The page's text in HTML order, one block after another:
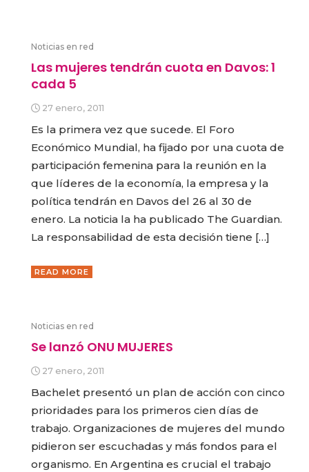
Noticias en red
Las mujeres tendrán cuota en Davos: 1
cada 5
27 enero, 2011
Es la primera vez que sucede. El Foro
Económico Mundial, ha fijado por una cuota de
participación femenina para la reunión en la
que líderes de la economía, la empresa y la
política tendrán en Davos del 26 al 30 de
enero. La noticia la ha publicado The Guardian.
La responsabilidad de esta decisión tiene […]
READ MORE
Noticias en red
Se lanzó ONU MUJERES
27 enero, 2011
Bachelet presentó un plan de acción con cinco
prioridades para los primeros cien días de
trabajo. Organizaciones de mujeres del mundo
pidieron ser escuchadas y más fondos para el
organismo. En Argentina es crucial el trabajo